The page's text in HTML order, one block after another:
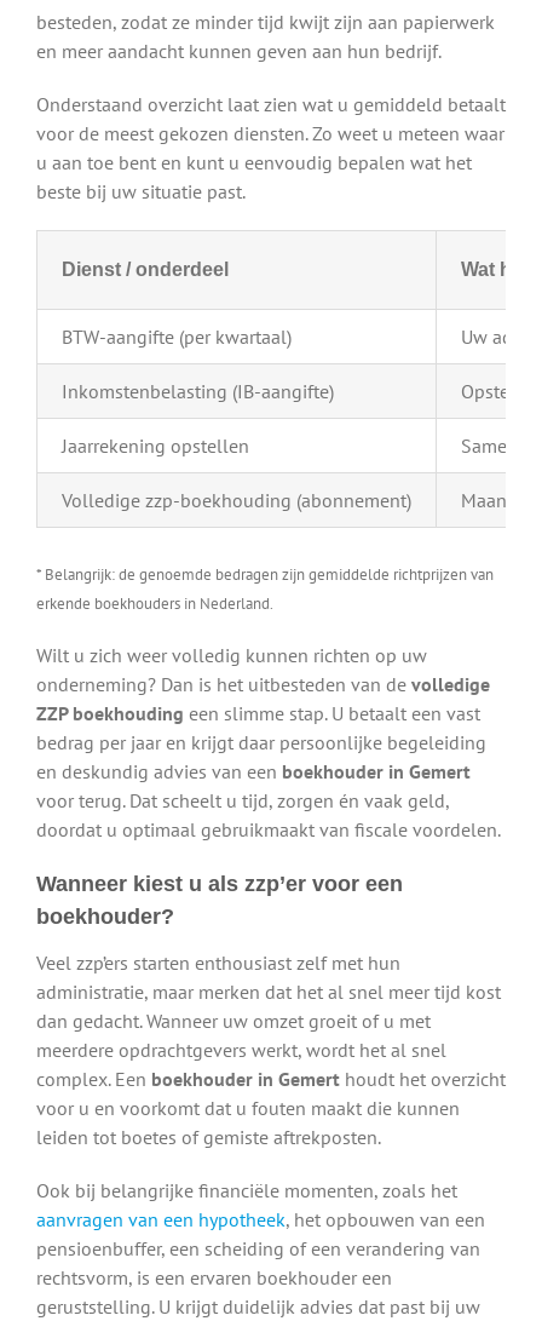
besteden, zodat ze minder tijd kwijt zijn aan papierwerk
en meer aandacht kunnen geven aan hun bedrijf.
Onderstaand overzicht laat zien wat u gemiddeld betaalt
voor de meest gekozen diensten. Zo weet u meteen waar
u aan toe bent en kunt u eenvoudig bepalen wat het
beste bij uw situatie past.
Dienst / onderdeel Wat
BTW-aangifte (per kwartaal) Uw
Inkomstenbelasting (IB-aangifte)
Jaarrekening opstellen
Volledige zzp-boekhouding (abonnement)
* Belangrijk: de genoemde bedragen zijn gemiddelde richtprijzen van
erkende boekhouders in Nederland.
Wilt u zich weer volledig kunnen richten op uw
onderneming? Dan is het uitbesteden van de volledige
ZZP boekhouding een slimme stap. U betaalt een vast
bedrag per jaar en krijgt daar persoonlijke begeleiding
en deskundig advies van een boekhouder in Gemert
voor terug. Dat scheelt u tijd, zorgen én vaak geld,
doordat u optimaal gebruikmaakt van fiscale voordelen.
Wanneer kiest u als zzp’er voor een
boekhouder?
Veel zzp’ers starten enthousiast zelf met hun
administratie, maar merken dat het al snel meer tijd kost
dan gedacht. Wanneer uw omzet groeit of u met
meerdere opdrachtgevers werkt, wordt het al snel
complex. Een boekhouder in Gemert houdt het overzicht
voor u en voorkomt dat u fouten maakt die kunnen
leiden tot boetes of gemiste aftrekposten.
Ook bij belangrijke financiële momenten, zoals het
aanvragen van een hypotheek, het opbouwen van een
pensioenbuffer, een scheiding of een verandering van
rechtsvorm, is een ervaren boekhouder een
geruststelling. U krijgt duidelijk advies dat past bij uw